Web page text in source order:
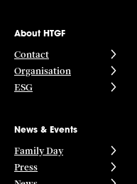
About HTGF
Contact
Organisation
ESG
News & Events
Family Day
Press